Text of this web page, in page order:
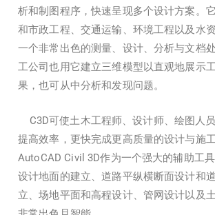
析和制图程序，快速呈现多个设计方案。
和市政工程、交通运输、环境工程以及水
一个非常出色的测量、设计、分析与文档
工公司也用它建立三维模型以直观地展示
果，也可从中分析和发现问题。
C3D可使土木工程师、设计师、绘图人
提高效率，更快完成更高质量的设计与施工
AutoCAD Civil 3D作为一个强大的辅助工
设计地面的建立、道路平纵横断面设计和
立、场地平面和高程设计、管网设计以及